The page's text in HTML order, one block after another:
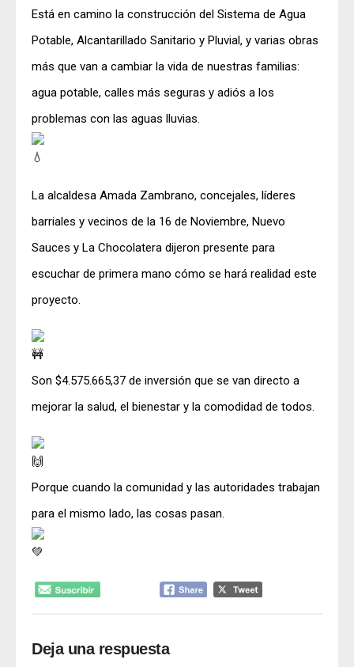
Está en camino la construcción del Sistema de Agua
Potable, Alcantarillado Sanitario y Pluvial, y varias obras
más que van a cambiar la vida de nuestras familias:
agua potable, calles más seguras y adiós a los
problemas con las aguas lluvias.
La alcaldesa Amada Zambrano, concejales, líderes
barriales y vecinos de la 16 de Noviembre, Nuevo
Sauces y La Chocolatera dijeron presente para
escuchar de primera mano cómo se hará realidad este
proyecto.
Son $4.575.665,37 de inversión que se van directo a
mejorar la salud, el bienestar y la comodidad de todos.
Porque cuando la comunidad y las autoridades trabajan
para el mismo lado, las cosas pasan.
Deja una respuesta